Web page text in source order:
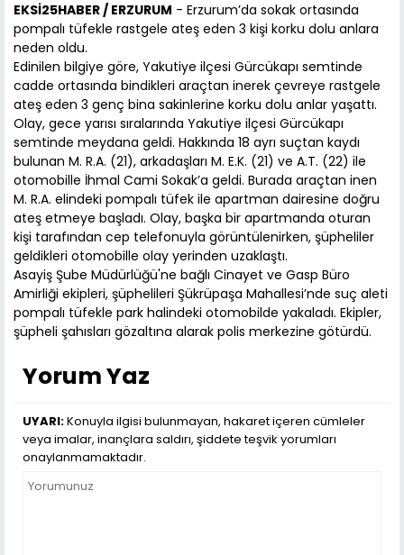
EKSİ25HABER / ERZURUM - Erzurum’da sokak ortasında
pompalı tüfekle rastgele ateş eden 3 kişi korku dolu anlara
neden oldu.
Edinilen bilgiye göre, Yakutiye ilçesi Gürcükapı semtinde
cadde ortasında bindikleri araçtan inerek çevreye rastgele
ateş eden 3 genç bina sakinlerine korku dolu anlar yaşattı.
Olay, gece yarısı sıralarında Yakutiye ilçesi Gürcükapı
semtinde meydana geldi. Hakkında 18 ayrı suçtan kaydı
bulunan M. R.A. (21), arkadaşları M. E.K. (21) ve A.T. (22) ile
otomobille İhmal Cami Sokak’a geldi. Burada araçtan inen
M. R.A. elindeki pompalı tüfek ile apartman dairesine doğru
ateş etmeye başladı. Olay, başka bir apartmanda oturan
kişi tarafından cep telefonuyla görüntülenirken, şüpheliler
geldikleri otomobille olay yerinden uzaklaştı.
Asayiş Şube Müdürlüğü'ne bağlı Cinayet ve Gasp Büro
Amirliği ekipleri, şüphelileri Şükrüpaşa Mahallesi’nde suç aleti
pompalı tüfekle park halindeki otomobilde yakaladı. Ekipler,
şüpheli şahısları gözaltına alarak polis merkezine götürdü.
Yorum Yaz
UYARI:Konuyla ilgisi bulunmayan, hakaret içeren cümleler
veya imalar, inançlara saldırı, şiddete teşvik yorumları
onaylanmamaktadır.